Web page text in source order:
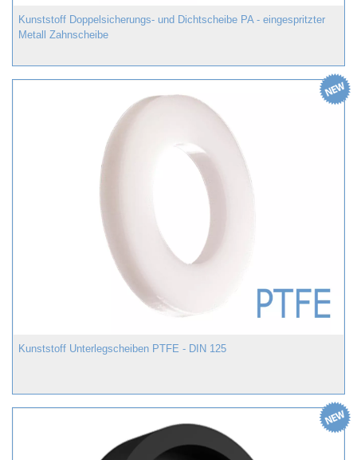
Kunststoff Doppelsicherungs- und Dichtscheibe PA - eingespritzter
Metall Zahnscheibe
Kunststoff Unterlegscheiben PTFE - DIN 125